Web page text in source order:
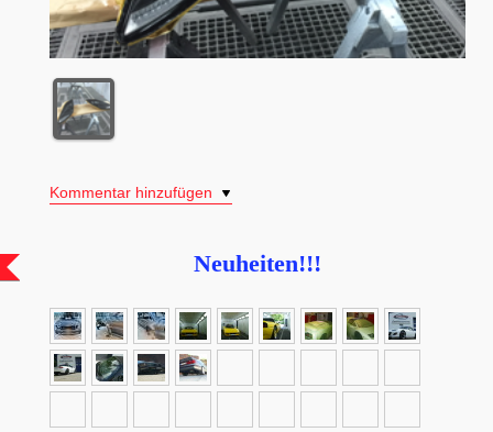
Kommentar hinzufügen
Neuheiten!!!